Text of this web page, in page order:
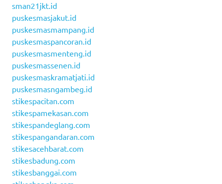
sman21jkt.id
puskesmasjakut.id
puskesmasmampang.id
puskesmaspancoran.id
puskesmasmenteng.id
puskesmassenen.id
puskesmaskramatjati.id
puskesmasngambeg.id
stikespacitan.com
stikespamekasan.com
stikespandeglang.com
stikespangandaran.com
stikesacehbarat.com
stikesbadung.com
stikesbanggai.com